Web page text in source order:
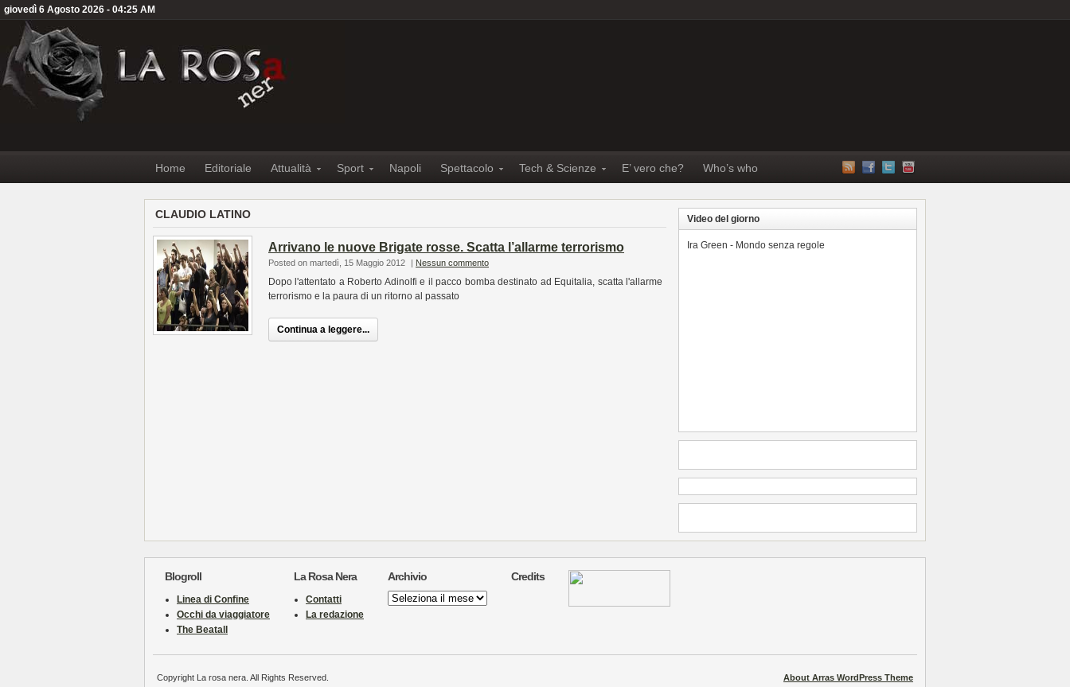
giovedì 6 Agosto 2026 - 04:25 AM
Home Editoriale Attualità Sport Napoli Spettacolo Tech & Scienze E’ vero che? Who’s who
CLAUDIO LATINO
Arrivano le nuove Brigate rosse. Scatta l’allarme terrorismo
Posted on martedì, 15 Maggio 2012 | Nessun commento
Dopo l'attentato a Roberto Adinolfi e il pacco bomba destinato ad Equitalia, scatta l'allarme
terrorismo e la paura di un ritorno al passato
Continua a leggere...
Video del giorno
Ira Green - Mondo senza regole
Blogroll
Linea di Confine
Occhi da viaggiatore
The Beatall
La Rosa Nera
Contatti
La redazione
Archivio
Archivio
Credits
About Arras WordPress Theme
Copyright La rosa nera. All Rights Reserved.